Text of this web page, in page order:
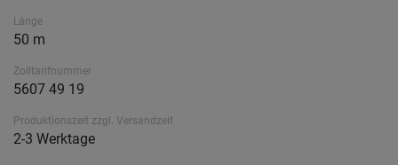
Länge
50 m
Zolltarifnummer
5607 49 19
Produktionszeit zzgl. Versandzeit
2-3 Werktage